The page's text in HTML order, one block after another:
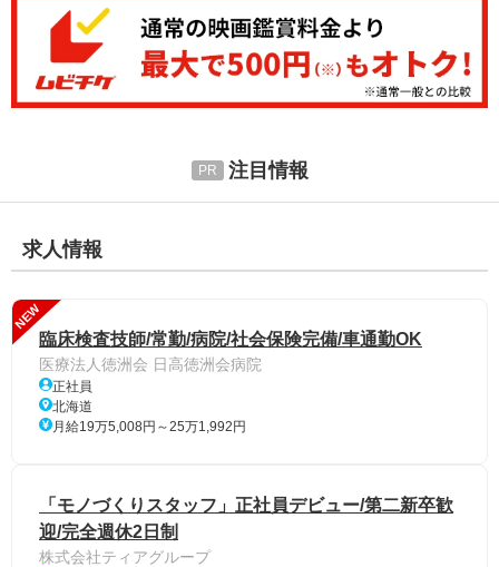
注目情報
求人情報
NEW
臨床検査技師/常勤/病院/社会保険完備/車通勤OK
医療法人徳洲会 日高徳洲会病院
正社員
北海道
月給19万5,008円～25万1,992円
「モノづくりスタッフ」正社員デビュー/第二新卒歓
迎/完全週休2日制
株式会社ティアグループ